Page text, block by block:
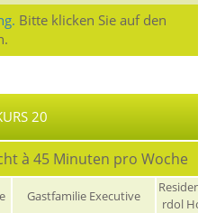
Bitte klicken Sie auf den
20
à 45 Minuten pro Woche
Gastfamilie Executive
rdol